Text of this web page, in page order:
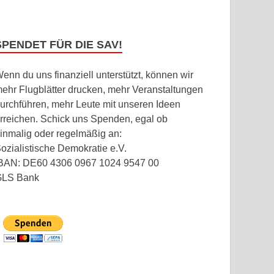
FÜR DIE SAV!
du uns finanziell unterstützt, können wir
Flugblätter drucken, mehr Veranstaltungen
mehr Leute mit unseren Ideen
Schick uns Spenden, egal ob
oder regelmäßig an:
Demokratie e.V.
DE60 4306 0967 1024 9547 00
Bank